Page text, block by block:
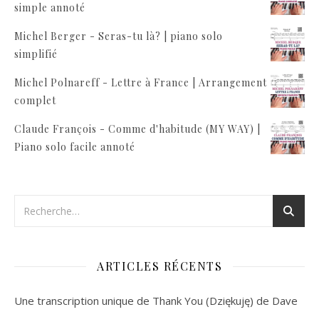
simple annoté
Michel Berger - Seras-tu là? | piano solo
simplifié
Michel Polnareff - Lettre à France | Arrangement
complet
Claude François - Comme d'habitude (MY WAY) |
Piano solo facile annoté
ARTICLES RÉCENTS
Une transcription unique de Thank You (Dziękuję) de Dave